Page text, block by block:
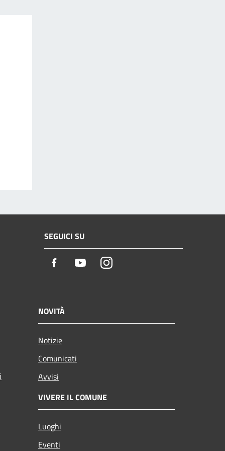
SEGUICI SU
Facebook YoutubeInstagram
NOVITÀ
Notizie
Comunicati
Avvisi
VIVERE IL COMUNE
Luoghi
Eventi